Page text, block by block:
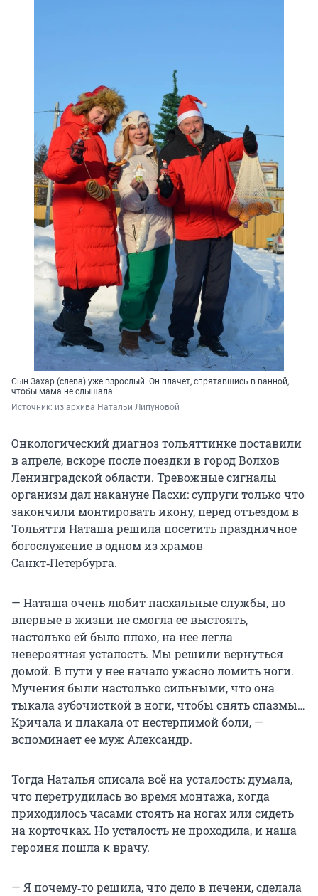
Сын Захар (слева) уже взрослый. Он плачет, спрятавшись в ванной,
чтобы мама не слышала
Источник: из архива Натальи Липуновой
Онкологический диагноз тольяттинке поставили
в апреле, вскоре после поездки в город Волхов
Ленинградской области. Тревожные сигналы
организм дал накануне Пасхи: супруги только что
закончили монтировать икону, перед отъездом в
Тольятти Наташа решила посетить праздничное
богослужение в одном из храмов
Санкт‑Петербурга.
— Наташа очень любит пасхальные службы, но
впервые в жизни не смогла ее выстоять,
настолько ей было плохо, на нее легла
невероятная усталость. Мы решили вернуться
домой. В пути у нее начало ужасно ломить ноги.
Мучения были настолько сильными, что она
тыкала зубочисткой в ноги, чтобы снять спазмы…
Кричала и плакала от нестерпимой боли, —
вспоминает ее муж Александр.
Тогда Наталья списала всё на усталость: думала,
что перетрудилась во время монтажа, когда
приходилось часами стоять на ногах или сидеть
на корточках. Но усталость не проходила, и наша
героиня пошла к врачу.
— Я почему‑то решила, что дело в печени, сделала